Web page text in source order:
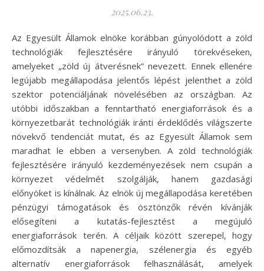
2025.06.23.
Az Egyesült Államok elnöke korábban gúnyolódott a zöld
technológiák fejlesztésére irányuló törekvéseken,
amelyeket „zöld új átverésnek” nevezett. Ennek ellenére
legújabb megállapodása jelentős lépést jelenthet a zöld
szektor potenciáljának növelésében az országban. Az
utóbbi időszakban a fenntartható energiaforrások és a
környezetbarát technológiák iránti érdeklődés világszerte
növekvő tendenciát mutat, és az Egyesült Államok sem
maradhat le ebben a versenyben. A zöld technológiák
fejlesztésére irányuló kezdeményezések nem csupán a
környezet védelmét szolgálják, hanem gazdasági
előnyöket is kínálnak. Az elnök új megállapodása keretében
pénzügyi támogatások és ösztönzők révén kívánják
elősegíteni a kutatás-fejlesztést a megújuló
energiaforrások terén. A céljaik között szerepel, hogy
előmozdítsák a napenergia, szélenergia és egyéb
alternatív energiaforrások felhasználását, amelyek